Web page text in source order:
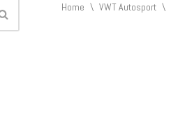
Home \ VWT Autosport \